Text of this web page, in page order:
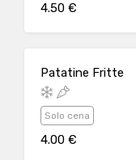
4.50 €
Patatine Fritte
Solo cena
4.00 €